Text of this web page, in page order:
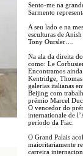
Sento-me na
Sarmento
A seu lado e na
esculturas de
Tony Oursler….
Na ala da direita
como: Le
Encontramos
Kentridge,
galerias italianas
Beijing com
prémio Marcel
O vencedor do
internationale de
período da Fiac.
O Grand Palais
maioritariamente
carreira